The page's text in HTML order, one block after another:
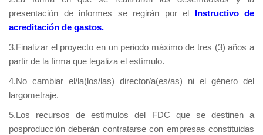
presentación de informes se regirán por el Instructivo de
acreditación de gastos.
3.Finalizar el proyecto en un periodo máximo de tres (3) años a
partir de la firma que legaliza el estímulo.
4.No cambiar el/la(los/las) director/a(es/as) ni el género del
largometraje.
5.Los recursos de estímulos del FDC que se destinen a
posproducción deberán contratarse con empresas constituidas